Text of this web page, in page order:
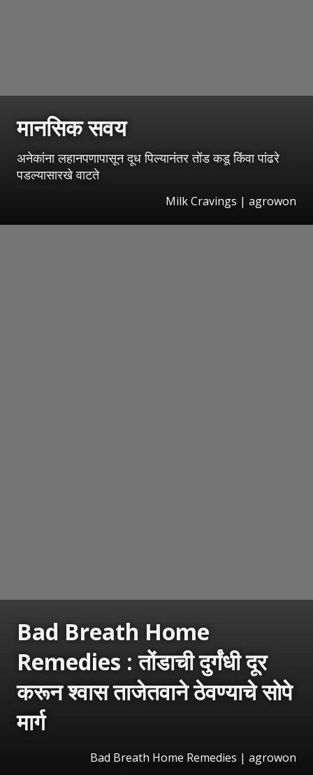
मानसिक सवय
अनेकांना लहानपणापासून दूध पिल्यानंतर तोंड कडू किंवा पांढरे
पडल्यासारखे वाटते
Milk Cravings | agrowon
Bad Breath Home
Remedies : तोंडाची दुर्गंधी दूर
करून श्वास ताजेतवाने ठेवण्याचे सोपे
मार्ग
Bad Breath Home Remedies | agrowon